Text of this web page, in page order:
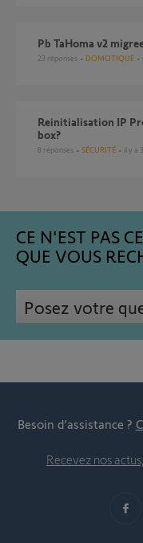
Pb TaHoma v2
23 réponses DOMOTIQUE
reinitialisation IP Protexiom GSM apres changement de
box?
8 réponses SÉCURITÉ il y a
CE N'EST PAS CE
QUE VOUS
Posez votre
Besoin d’assistance ?
Recevez nos